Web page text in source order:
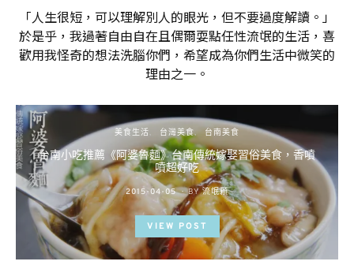
「人生很短，可以理解別人的眼光，但不要過度解讀。」
於是乎，我過著自由自在且偶爾耍點任性流氓的生活，喜
歡用我怪奇的想法洗腦你們，希望成為你們生活中微笑的
理由之一。
美食生活 台灣美食 台南美食
台南小吃推薦《阿婆魯麵》台南傳統嫁娶習俗美食，香噴
噴超好吃
POSTED
ON
2015-04-05 BY 流氓顆
VIEW POST